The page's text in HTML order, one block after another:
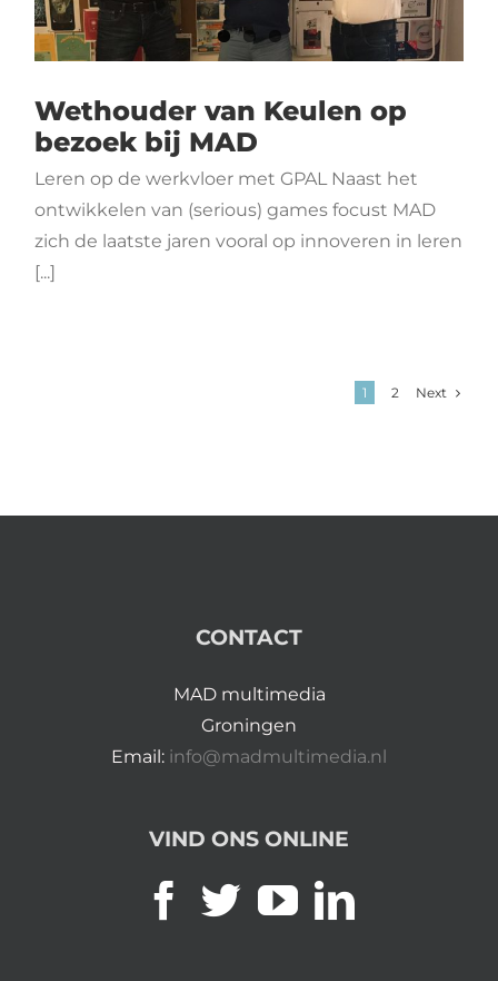
Wethouder van Keulen op
bezoek bij MAD
Leren op de werkvloer met GPAL Naast het
ontwikkelen van (serious) games focust MAD
zich de laatste jaren vooral op innoveren in leren
[...]
1 2 Next
CONTACT
MAD multimedia
Groningen
Email: info@madmultimedia.nl
VIND ONS ONLINE